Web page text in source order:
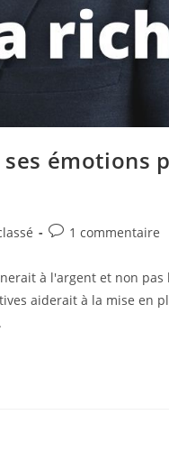
émotions
1 commentaire
à l'argent et non pas
aiderait à la mise en